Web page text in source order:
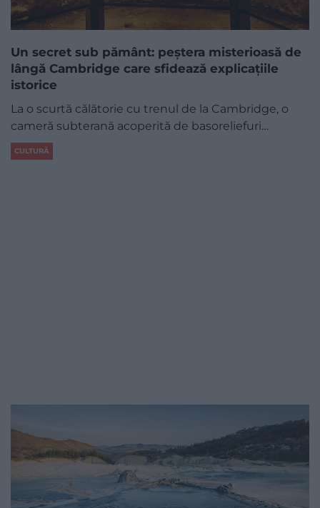
Un secret sub pământ: peștera misterioasă de
lângă Cambridge care sfidează explicațiile
istorice
La o scurtă călătorie cu trenul de la Cambridge, o
cameră subterană acoperită de basoreliefuri…
CULTURĂ